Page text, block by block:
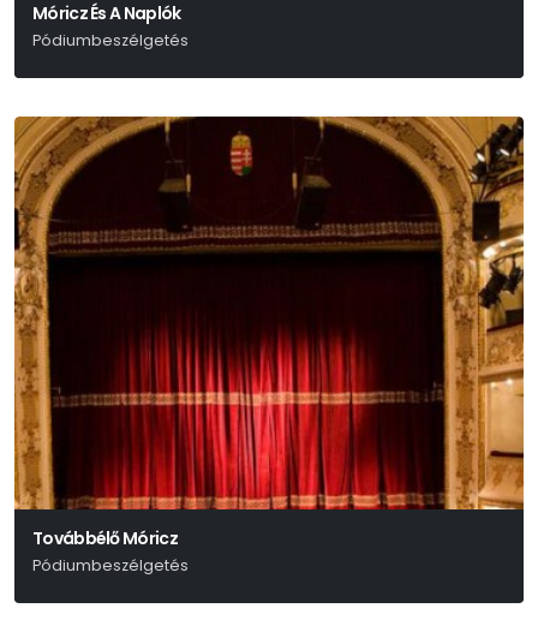
Móricz És A Naplók
Pódiumbeszélgetés
Továbbélő Móricz
Pódiumbeszélgetés